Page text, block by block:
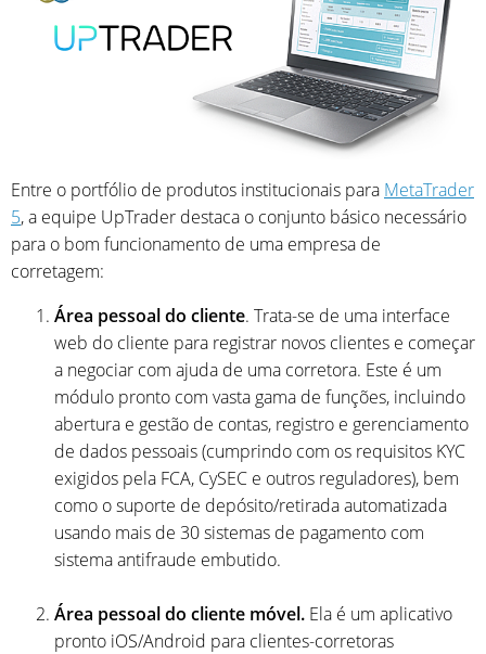
Entre o portfólio de produtos institucionais para MetaTrader
5, a equipe UpTrader destaca o conjunto básico necessário
para o bom funcionamento de uma empresa de
corretagem:
Área pessoal do cliente. Trata-se de uma interface
web do cliente para registrar novos clientes e começar
a negociar com ajuda de uma corretora. Este é um
módulo pronto com vasta gama de funções, incluindo
abertura e gestão de contas, registro e gerenciamento
de dados pessoais (cumprindo com os requisitos KYC
exigidos pela FCA, CySEC e outros reguladores), bem
como o suporte de depósito/retirada automatizada
usando mais de 30 sistemas de pagamento com
sistema antifraude embutido.
Área pessoal do cliente móvel. Ela é um aplicativo
pronto iOS/Android para clientes-corretoras